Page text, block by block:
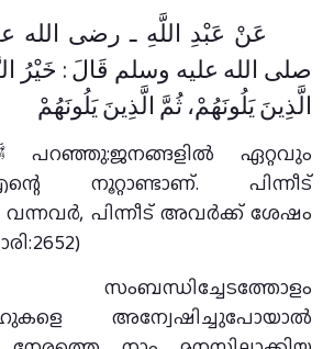
عَنْ عَبْدِ اللَّهِ ـ رضى الله
صلى الله عليه وسلم قَالَ ‏:‏ خَيْرُ
الَّذِينَ يَلُونَهُمْ، ثُمَّ الَّذِينَ يَلُونَهُمْ
നൂറ്റാണ്ടാണ്‌. പിന്നീട്
പിന്നീട് അവര്‍ക്ക് ശേഷം
അന്വേഷിച്ചുപോയാല്‍